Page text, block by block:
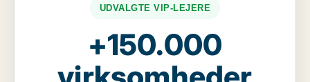
UDVALGTE VIP-LEJERE
+150.000